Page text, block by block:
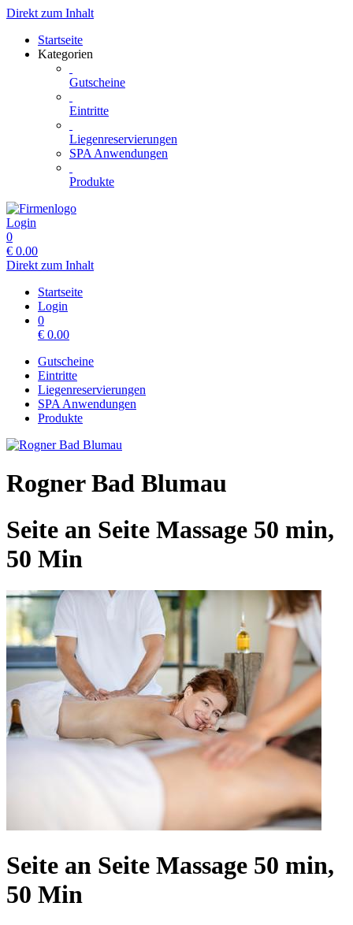
Direkt zum Inhalt
Startseite
Kategorien
Gutscheine
Eintritte
Liegenreservierungen
SPA Anwendungen
Produkte
Login
0
€ 0.00
Direkt zum Inhalt
Startseite
Login
0
€ 0.00
Gutscheine
Eintritte
Liegenreservierungen
SPA Anwendungen
Produkte
Rogner Bad Blumau
Seite an Seite Massage 50 min,
50 Min
Seite an Seite Massage 50 min,
50 Min